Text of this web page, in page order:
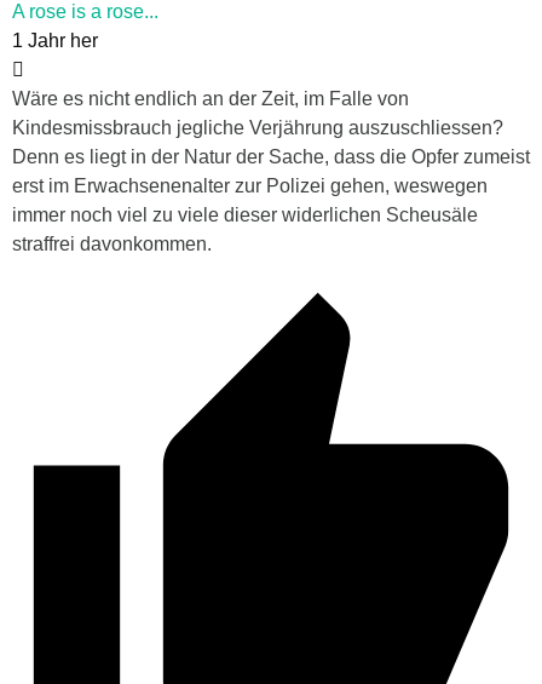
A rose is a rose...
1 Jahr her
Wäre es nicht endlich an der Zeit, im Falle von
Kindesmissbrauch jegliche Verjährung auszuschliessen?
Denn es liegt in der Natur der Sache, dass die Opfer zumeist
erst im Erwachsenenalter zur Polizei gehen, weswegen
immer noch viel zu viele dieser widerlichen Scheusäle
straffrei davonkommen.